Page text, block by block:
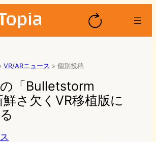
VR/ARニュース » 個別投稿
「Bulletstorm
さ欠くVR移植版に